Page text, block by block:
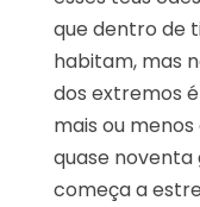
que dentro de
habitam, mas
dos extremos
mais ou
quase noventa
começa a